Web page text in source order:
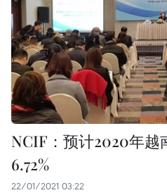
NCIF：预计2020年越
6.72%
22/01/2021 03:22